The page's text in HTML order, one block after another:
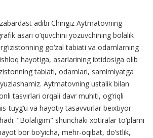
adibi Chingiz Aytmatovning
asari o‘quvchini yozuvchining bolalik
go‘zal tabiati va odamlarning
hayotiga, asarlarining ibtidosiga olib
tabiati, odamlari, samimiyatga
Aytmatovning ustalik bilan
tasvirlari orqali davr muhiti, og‘riqli
tuyg‘u va hayotiy tasavvurlar beixtiyor
"Bolaligim" shunchaki xotiralar to‘plami
bor bo‘yicha, mehr-oqibat, do‘stlik,